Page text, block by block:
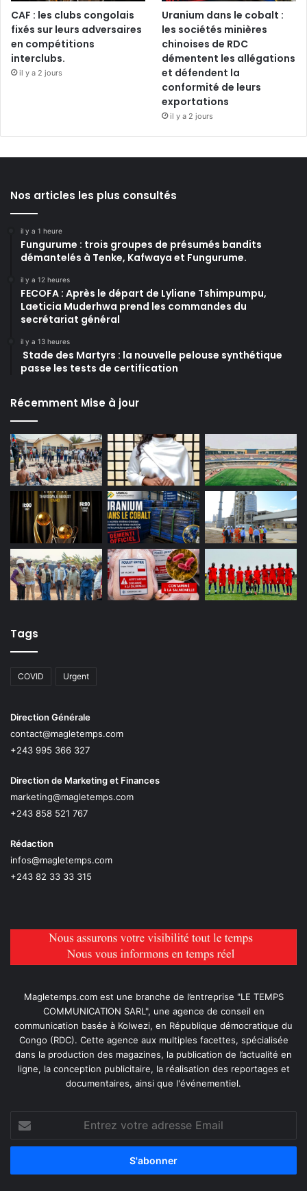
CAF : les clubs congolais
fixés sur leurs adversaires
en compétitions
interclubs.
il y a 2 jours
Uranium dans le cobalt :
les sociétés minières
chinoises de RDC
démentent les allégations
et défendent la
conformité de leurs
exportations
il y a 2 jours
Nos articles les plus consultés
il y a 1 heure
Fungurume : trois groupes de présumés bandits
démantelés à Tenke, Kafwaya et Fungurume.
il y a 12 heures
FECOFA : Après le départ de Lyliane Tshimpumpu,
Laeticia Muderhwa prend les commandes du
secrétariat général
il y a 13 heures
Stade des Martyrs : la nouvelle pelouse synthétique
passe les tests de certification
Récemment Mise à jour
Tags
COVID Urgent
Direction Générale
contact@magletemps.com
+243 995 366 327
Direction de Marketing et Finances
marketing@magletemps.com
+243 858 521 767
Rédaction
infos@magletemps.com
+243 82 33 33 315
Magletemps.com est une branche de l’entreprise "LE TEMPS
COMMUNICATION SARL", une agence de conseil en
communication basée à Kolwezi, en République démocratique du
Congo (RDC). Cette agence aux multiples facettes, spécialisée
dans la production des magazines, la publication de l’actualité en
ligne, la conception publicitaire, la réalisation des reportages et
documentaires, ainsi que l'événementiel.
votre
adresse